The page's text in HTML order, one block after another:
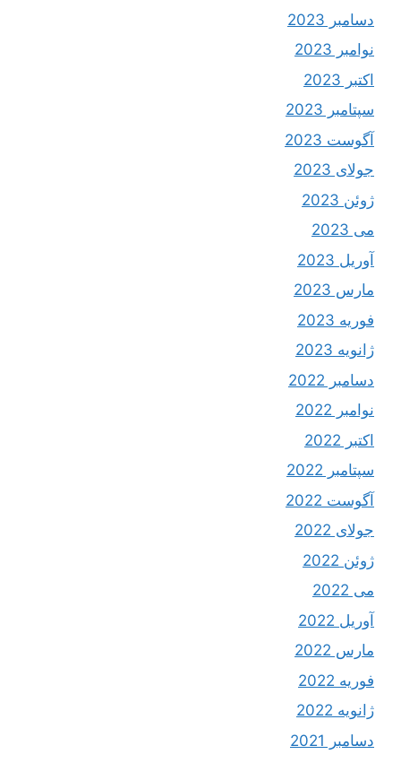
دسامبر 2023
نوامبر 2023
اکتبر 2023
سپتامبر 2023
آگوست 2023
جولای 2023
ژوئن 2023
می 2023
آوریل 2023
مارس 2023
فوریه 2023
ژانویه 2023
دسامبر 2022
نوامبر 2022
اکتبر 2022
سپتامبر 2022
آگوست 2022
جولای 2022
ژوئن 2022
می 2022
آوریل 2022
مارس 2022
فوریه 2022
ژانویه 2022
دسامبر 2021